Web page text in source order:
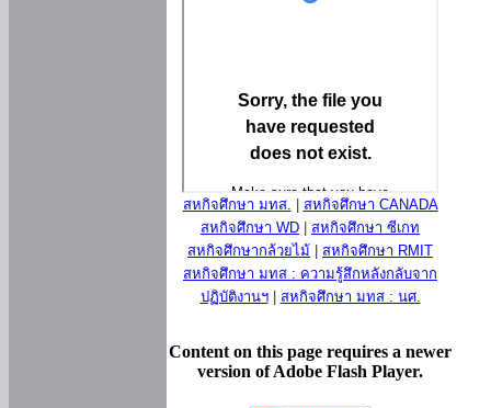
สหกิจศึกษา มทส.
สหกิจศึกษา CANADA
สหกิจศึกษา WD
สหกิจศึกษา ซีเกท
สหกิจศึกษากล้วยไม้
สหกิจศึกษา RMIT
สหกิจศึกษา มทส : ความรู้สึกหลังกลับจาก
ปฏิบัติงานฯ| สหกิจศึกษา มทส : นศ.
Content on this page requires a newer
version of Adobe Flash Player.